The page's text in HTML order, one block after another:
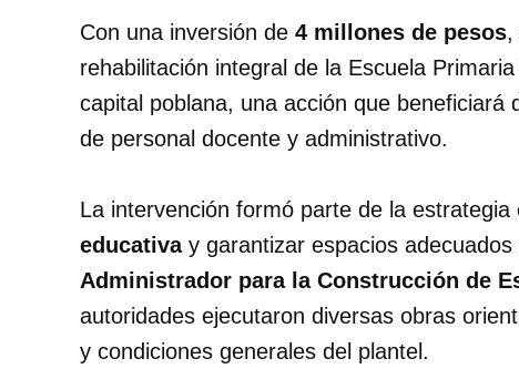
Con una inversión de 4 millones de pesos,
rehabilitación integral de la Escuela Primaria
capital poblana, una acción que beneficiará
de personal docente y administrativo.
La intervención formó parte de la
educativay garantizar espacios adecuados
Administrador para la Construcción de
autoridades ejecutaron diversas obras
y condiciones generales del plantel.